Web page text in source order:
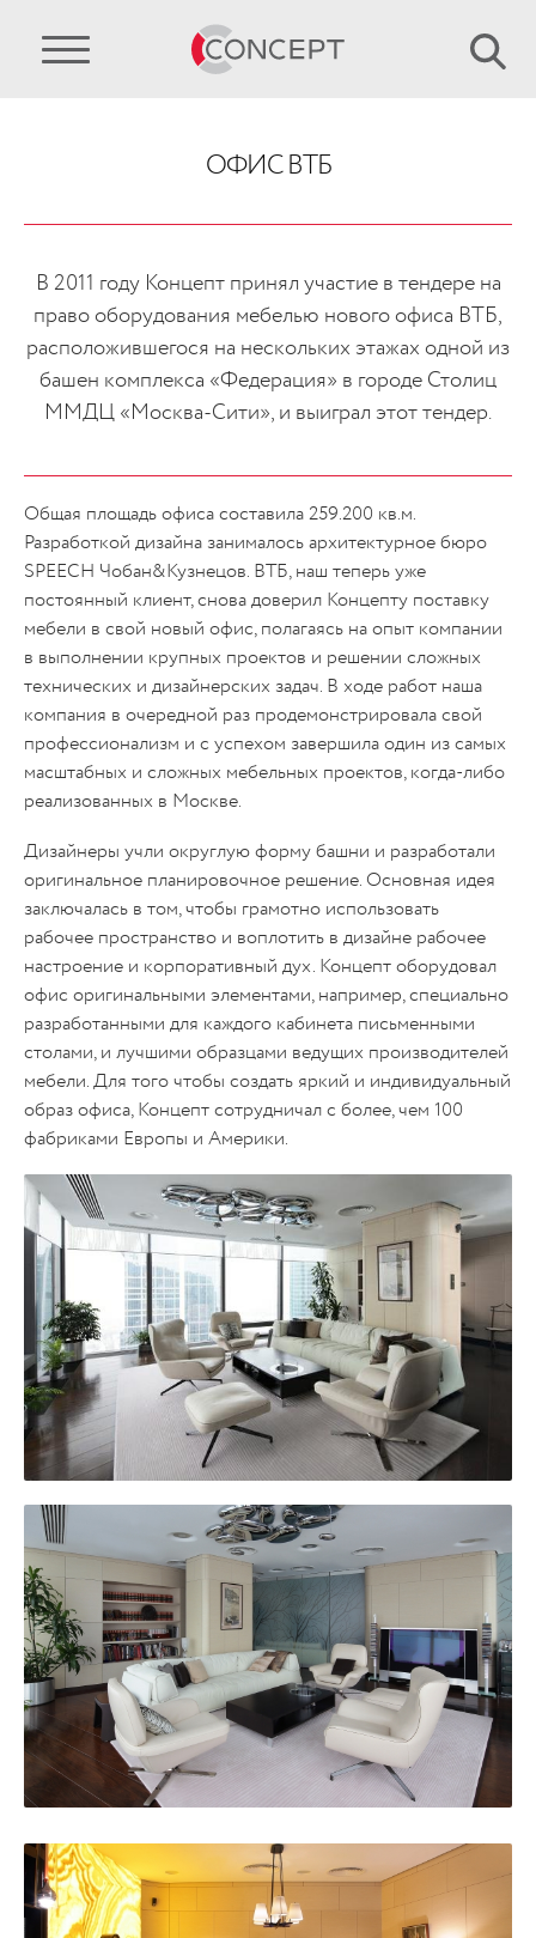
ОФИС ВТБ
В 2011 году Концепт принял участие в тендере на
право оборудования мебелью нового офиса ВТБ,
расположившегося на нескольких этажах одной из
башен комплекса «Федерация» в городе Столиц
ММДЦ «Москва-Сити», и выиграл этот тендер.
Общая площадь офиса составила 259.200 кв.м.
Разработкой дизайна занималось архитектурное бюро
SPEECH Чобан&Кузнецов. ВТБ, наш теперь уже
постоянный клиент, снова доверил Концепту поставку
мебели в свой новый офис, полагаясь на опыт компании
в выполнении крупных проектов и решении сложных
технических и дизайнерских задач. В ходе работ наша
компания в очередной раз продемонстрировала свой
профессионализм и с успехом завершила один из самых
масштабных и сложных мебельных проектов, когда-либо
реализованных в Москве.
Дизайнеры учли округлую форму башни и разработали
оригинальное планировочное решение. Основная идея
заключалась в том, чтобы грамотно использовать
рабочее пространство и воплотить в дизайне рабочее
настроение и корпоративный дух. Концепт оборудовал
офис оригинальными элементами, например, специально
разработанными для каждого кабинета письменными
столами, и лучшими образцами ведущих производителей
мебели. Для того чтобы создать яркий и индивидуальный
образ офиса, Концепт сотрудничал с более, чем 100
фабриками Европы и Америки.